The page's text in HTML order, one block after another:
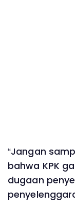
“Jangan
bahwa KPK
dugaan